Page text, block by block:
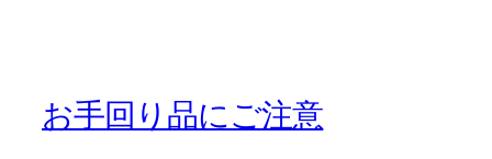
お手回り品にご注意